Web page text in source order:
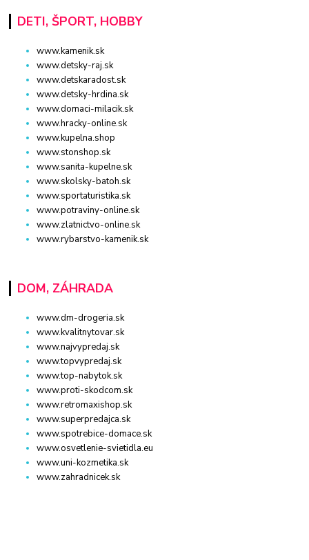
DETI, ŠPORT, HOBBY
www.kamenik.sk
www.detsky-raj.sk
www.detskaradost.sk
www.detsky-hrdina.sk
www.domaci-milacik.sk
www.hracky-online.sk
www.kupelna.shop
www.stonshop.sk
www.sanita-kupelne.sk
www.skolsky-batoh.sk
www.sportaturistika.sk
www.potraviny-online.sk
www.zlatnictvo-online.sk
www.rybarstvo-kamenik.sk
DOM, ZÁHRADA
www.dm-drogeria.sk
www.kvalitnytovar.sk
www.najvypredaj.sk
www.topvypredaj.sk
www.top-nabytok.sk
www.proti-skodcom.sk
www.retromaxishop.sk
www.superpredajca.sk
www.spotrebice-domace.sk
www.osvetlenie-svietidla.eu
www.uni-kozmetika.sk
www.zahradnicek.sk